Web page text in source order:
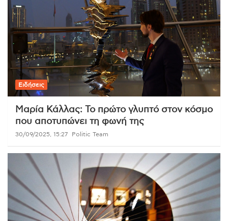
Ειδήσεις
Μαρία Κάλλας: Το πρώτο γλυπτό στον κόσμο
που αποτυπώνει τη φωνή της
30/09/2025, 15:27 Politic Team